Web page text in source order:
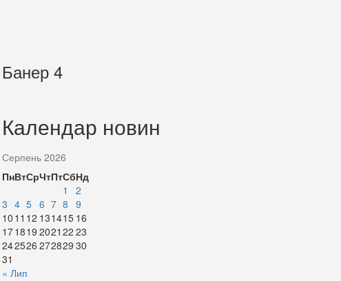
Банер 4
Календар новин
Серпень 2026
ПнВтСрЧтПтСбНд
1
2
3 4 5 6 7 8 9
10 11 12 131415 16
171819 2021 22 23
242526 272829 30
31
« Лип